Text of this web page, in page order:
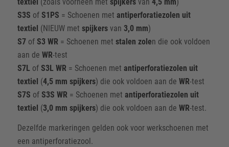
S3S of S1PS = Schoenen met antiperforatiezolen uit
textiel (NIEUW met spijkersvan 3,0 mm)
S7of S3 WR = Schoenen met stalen zolen die ook voldoen
aan de WR-test
S7L of S3L WR = Schoenen met antiperforatiezolen uit
textiel (4,5 mm spijkers) die ook voldoen aan de WR-test
S7S of S3S WR = Schoenen met antiperforatiezolen uit
textiel (3,0 mm spijkers) die ook voldoen aan de WR-test.
Dezelfde markeringen gelden ook voor werkschoenen met
een antiperforatiezool.